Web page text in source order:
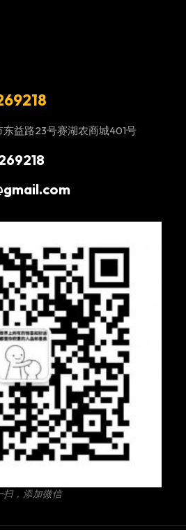
益路23号赛湖农商城401号
扫，添加微信